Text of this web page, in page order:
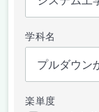
学科名
楽単度